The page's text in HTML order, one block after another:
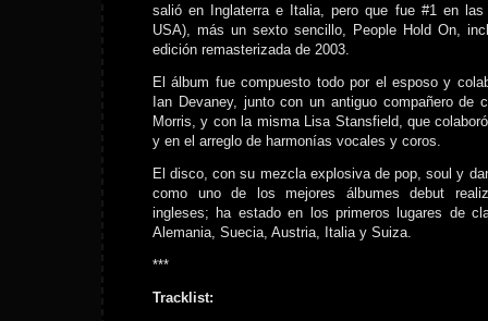
salió en Inglaterra e Italia, pero que fue #1 en las
USA), más un sexto sencillo, People Hold On,
edición remasterizada de 2003.
El álbum fue compuesto todo por el esposo y
Ian Devaney, junto con un antiguo compañero de
Morris, y con la misma Lisa Stansfield, que
y en el arreglo de harmonías vocales y coros.
El disco, con su mezcla explosiva de pop, soul y
como uno de los mejores álbumes debut
ingleses; ha estado en los primeros lugares de
Alemania, Suecia, Austria, Italia y Suiza.
***
Tracklist: